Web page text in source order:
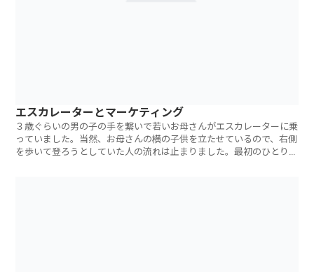
エスカレーターとマーケティング
３歳ぐらいの男の子の手を繋いで若いお母さんがエスカレーターに乗
っていました。当然、お母さんの横の子供を立たせているので、右側
を歩いて登ろうとしていた人の流れは止まりました。最初のひとりは